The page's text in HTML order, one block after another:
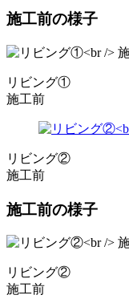
施工前の様子
リビング①
施工前
リビング②
施工前
施工前の様子
リビング②
施工前